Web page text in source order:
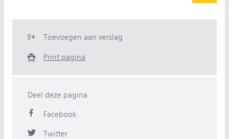
Toevoegen aan verslag
Print pagina
Deel deze pagina
Facebook
Twitter